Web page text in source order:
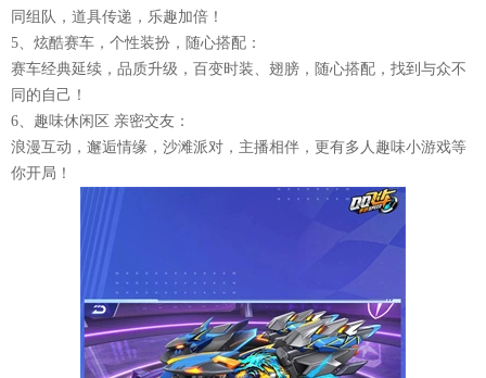
同组队，道具传递，乐趣加倍！
5、炫酷赛车，个性装扮，随心搭配：
赛车经典延续，品质升级，百变时装、翅膀，随心搭配，找到与众不
同的自己！
6、趣味休闲区 亲密交友：
浪漫互动，邂逅情缘，沙滩派对，主播相伴，更有多人趣味小游戏等
你开局！